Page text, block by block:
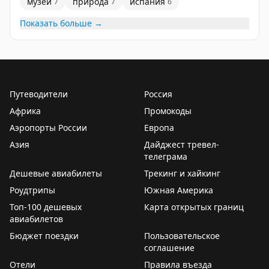
Но этого бакинцам мало — и они регулярно
организовываютфестивали ковров. На один из
таких мы случайно попали. Все улицы в центре были
#баку #азербайджан
Показать больше →
Путеводители
Россия
Африка
Промокоды
Аэропорты России
Европа
Азия
Дайджест тревел-
телеграма
Дешевые авиабилеты
Трекинг и хайкинг
Роудтрипы
Южная Америка
Топ-100 дешевых
авиабилетов
Карта открытых границ
Бюджет поездки
Пользовательское
соглашение
Отели
Правила въезда